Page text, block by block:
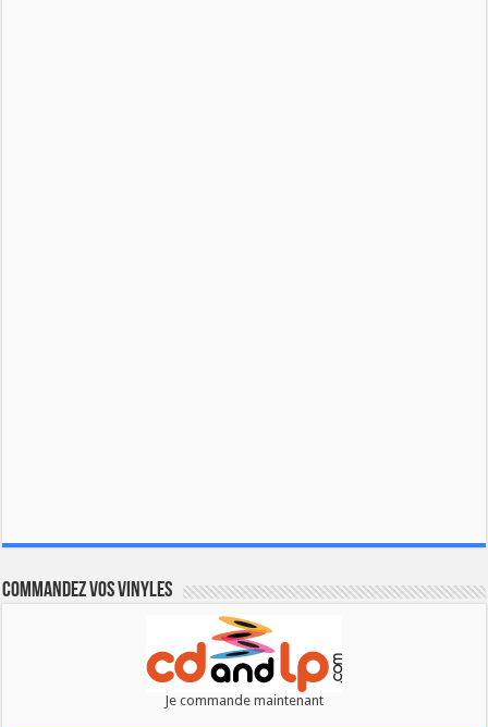
Commandez vos vinyles
Je commande maintenant